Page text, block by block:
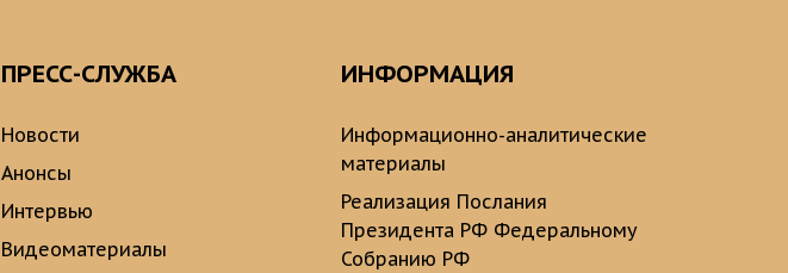
ПРЕСС-СЛУЖБА
Новости
Анонсы
Интервью
Видеоматериалы
ИНФОРМАЦИЯ
Информационно-аналитические
материалы
Реализация Послания
Президента РФ Федеральному
Собранию РФ